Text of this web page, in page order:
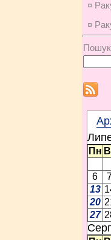
¤
¤
Пошук
Пн
6
13
20
27